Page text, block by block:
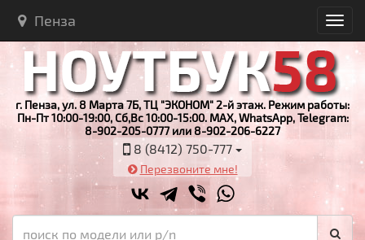
Пенза
г. Пенза, ул. 8 Марта 7Б, ТЦ "ЭКОНОМ" 2-й этаж. Режим работы:
Пн-Пт 10:00-19:00, Сб,Вс 10:00-15:00. MAX, WhatsApp, Telegram:
8-902-205-0777 или 8-902-206-6227
8 (8412) 750-777
Перезвоните мне!